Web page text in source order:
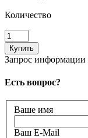
Количество
Запрос информации
Есть вопрос?
Ваше имя
Ваш E-Mail